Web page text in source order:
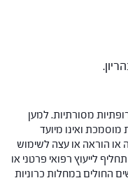
מסורתיות. למען
ואינו מיועד
או הוראה או עצה לשימוש
לייעוץ רפואי פרטני או
החולים במחלות כרוניות